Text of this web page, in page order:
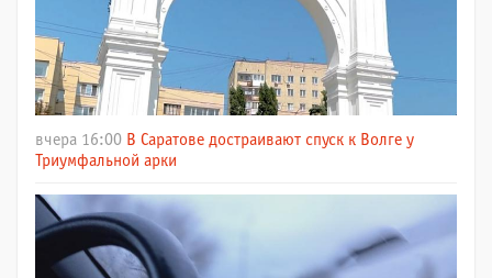
вчера 16:00 В Саратове достраивают спуск к Волге у
Триумфальной арки